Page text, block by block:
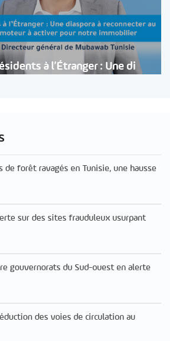
à l’Étranger : Une di
de forêt ravagés en Tunisie, une hausse
sur des sites frauduleux usurpant
gouvernorats du Sud-ouest en alerte
des voies de circulation au